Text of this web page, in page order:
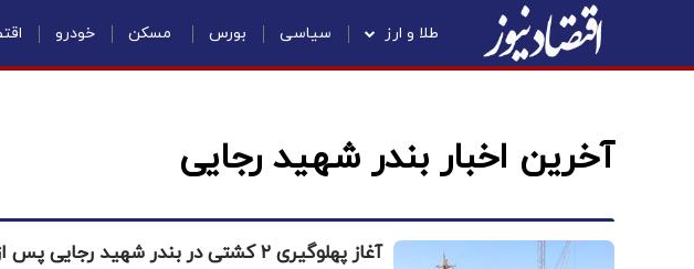
طلا و ارز سیاسی بورس مسکن خودرو
آخرین اخبار بندر شهید رجایی
آغاز پهلوگیری ۲ کشتی در بندر شهید رجایی پس از رفع محاصره دریایی